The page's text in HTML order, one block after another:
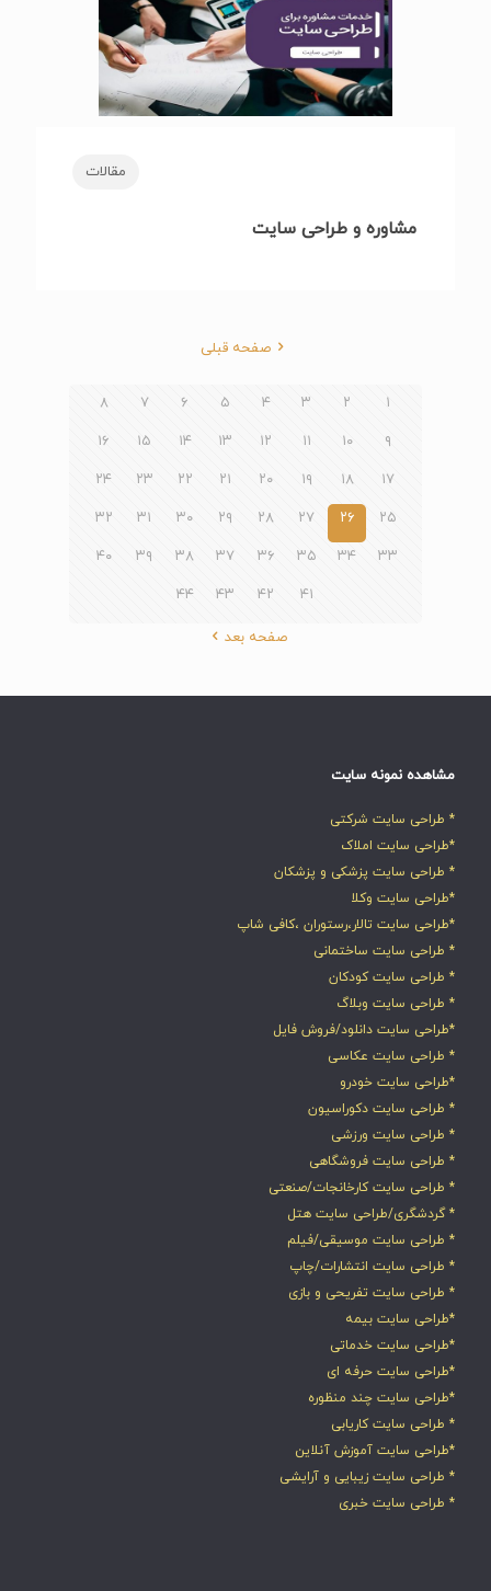
مقالات
مشاوره و طراحی سایت
صفحه قبلی
۱ ۲ ۳ ۴ ۵ ۶ ۷
۸
۹
۱۰ ۱۱ ۱۲ ۱۳ ۱۴ ۱۵
۱۶
۱۷
۱۸ ۱۹ ۲۰ ۲۱ ۲۲ ۲۳
۲۴
۲۵
۲۶ ۲۷ ۲۸ ۲۹ ۳۰ ۳۱
۳۲
۳۳
۳۴ ۳۵ ۳۶ ۳۷ ۳۸ ۳۹
۴۰
۴۱
۴۲ ۴۳ ۴۴
صفحه بعد
مشاهده نمونه سایت
* طراحی سایت شرکتی
*طراحی سایت املاک
* طراحی سایت پزشکی و پزشکان
*طراحی سایت وکلا
*طراحی سایت تالار،رستوران ،کافی شاپ
* طراحی سایت ساختمانی
* طراحی سایت کودکان
* طراحی سایت وبلاگ
*طراحی سایت دانلود/فروش فایل
* طراحی سایت عکاسی
*طراحی سایت خودرو
* طراحی سایت دکوراسیون
* طراحی سایت ورزشی
* طراحی سایت فروشگاهی
* طراحی سایت کارخانجات/صنعتی
* گردشگری/طراحی سایت هتل
* طراحی سایت موسیقی/فیلم
* طراحی سایت انتشارات/چاپ
* طراحی سایت تفریحی و بازی
*طراحی سایت بیمه
*طراحی سایت خدماتی
*طراحی سایت حرفه ای
*طراحی سایت چند منظوره
* طراحی سایت کاریابی
*طراحی سایت آموزش آنلاین
* طراحی سایت زیبایی و آرایشی
* طراحی سایت خبری